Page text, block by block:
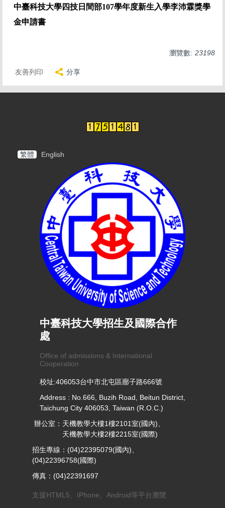
中臺科技大學四技日間部107學年度新生入學李沛霖獎學
金申請書
瀏覽數: 23198
友善列印 分享
繁體 English
中臺科技大學招生及國際合作
處
Office of admissions & International
Cooperation
校址:406053台中市北屯區廍子路666號
Address : No.666, Buzih Road, Beitun District,
Taichung City 406053, Taiwan (R.O.C.)
辦公室：天機教學大樓1樓2101室(國內)、
天機教學大樓2樓2215室(國際)
招生專線：(04)22395079(國內)、
(04)22396758(國際)
傳真：(04)22391697
支援HTML5、IPhone、Android等平台瀏覽